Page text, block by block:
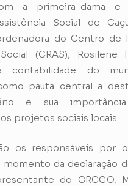
a primeira-dama e
Social de
do Centro de
(CRAS), Rosilene
contabilidade do
pauta central a
e sua
projetos sociais locais.
os responsáveis por
da declaração
do CRCGO,